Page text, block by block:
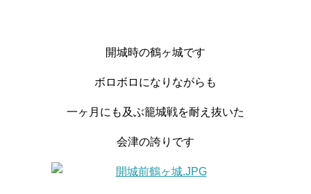
開城時の鶴ヶ城です
ボロボロになりながらも
一ヶ月にも及ぶ籠城戦を耐え抜いた
会津の誇りです